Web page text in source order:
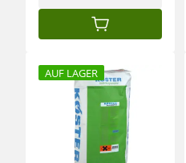
IN DEN WARENKORB
AUF LAGER